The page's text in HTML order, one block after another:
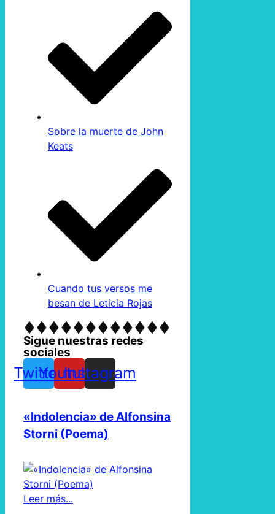
Sobre la muerte de John
Keats
Cuando tus versos me
besan de Leticia Rojas
Sigue nuestras redes
sociales
TwitterYoutube
Instagram
«Indolencia» de Alfonsina
Storni (Poema)
Leer más...